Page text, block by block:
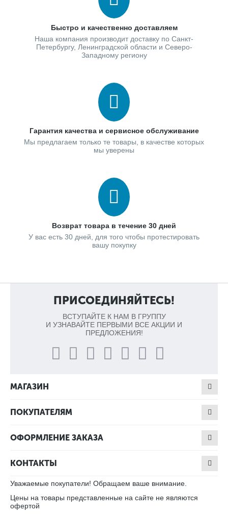
Быстро и качественно доставляем
Наша компания производит доставку по Санкт-
Петербургу, Ленинградской области и Северо-
Западному региону
Гарантия качества и сервисное обслуживание
Мы предлагаем только те товары, в качестве которых
мы уверены
Возврат товара в течение 30 дней
У вас есть 30 дней, для того чтобы протестировать
вашу покупку
ПРИСОЕДИНЯЙТЕСЬ!
ВСТУПАЙТЕ К НАМ В ГРУППУ
И УЗНАВАЙТЕ ПЕРВЫМИ ВСЕ АКЦИИ И
ПРЕДЛОЖЕНИЯ!
МАГАЗИН
ПОКУПАТЕЛЯМ
ОФОРМЛЕНИЕ ЗАКАЗА
КОНТАКТЫ
Уважаемые покупатели! Обращаем ваше внимание.
Цены на товары представленные на сайте не являются
офертой